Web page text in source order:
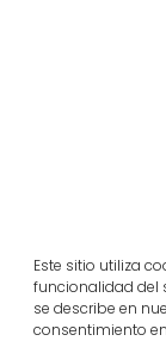
Este sitio utiliza
funcionalidad del
se describe en
consentimiento